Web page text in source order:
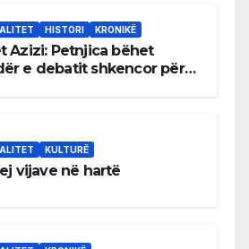
HISTORI KRONIKË
Azizi: Petnjica bëhet
e debatit shkencor për
KULTURË
vijave në hartë